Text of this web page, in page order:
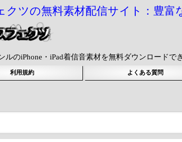
クツの無料素材配信サイト：豊
ルのiPhone・iPad着信音素材を無料ダウンロードで
利用規約 よくある質問